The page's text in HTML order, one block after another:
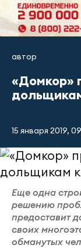
автор
«Домкор»
15 января 2019,
Еще одна
решению
предоставит
своих
обманутых